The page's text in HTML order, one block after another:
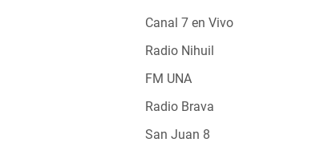
Canal 7 en Vivo
Radio Nihuil
FM UNA
Radio Brava
San Juan 8